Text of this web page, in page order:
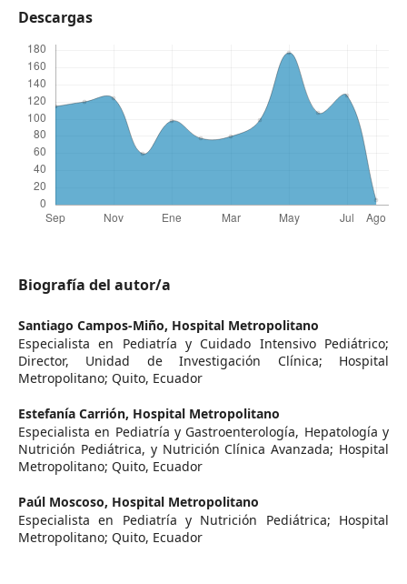
Descargas
Biografía del autor/a
Santiago Campos-Miño, Hospital Metropolitano
Especialista en Pediatría y Cuidado Intensivo Pediátrico;
Director, Unidad de Investigación Clínica; Hospital
Metropolitano; Quito, Ecuador
Estefanía Carrión, Hospital Metropolitano
Especialista en Pediatría y Gastroenterología, Hepatología y
Nutrición Pediátrica, y Nutrición Clínica Avanzada; Hospital
Metropolitano; Quito, Ecuador
Paúl Moscoso, Hospital Metropolitano
Especialista en Pediatría y Nutrición Pediátrica; Hospital
Metropolitano; Quito, Ecuador